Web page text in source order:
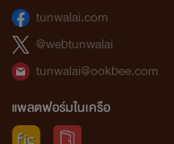
tunwalai.com
@webtunwalai
tunwalai@ookbee.com
แพลตฟอร์มในเครือ